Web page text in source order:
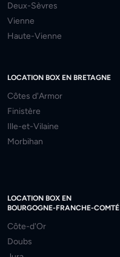
Deux-Sèvres
Vienne
Haute-Vienne
LOCATION BOX EN BRETAGNE
Côtes d'Armor
Finistère
Ille-et-Vilaine
Morbihan
LOCATION BOX EN
BOURGOGNE-FRANCHE-COMTÉ
Côte-d'Or
Doubs